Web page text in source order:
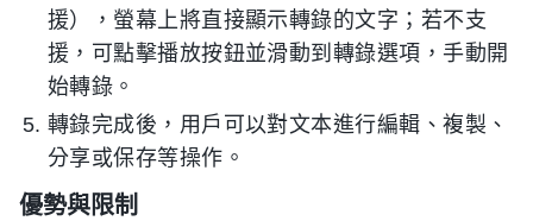
援），螢幕上將直接顯示轉錄的文字；若不支
援，可點擊播放按鈕並滑動到轉錄選項，手動開
始轉錄。
轉錄完成後，用戶可以對文本進行編輯、複製、
分享或保存等操作。
優勢與限制